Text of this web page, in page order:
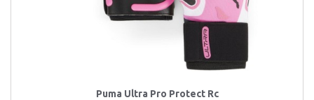
Puma Ultra Pro Protect Rc